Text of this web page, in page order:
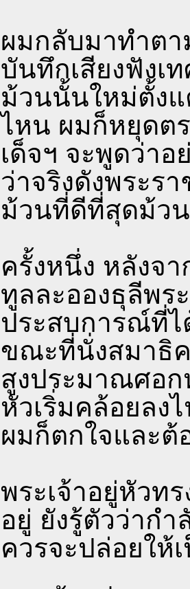
ผมกลับมาทำตา
บันทึกเสียงฟังเ
ม้วนนั้นใหม่ตั้งแ
ไหน ผมก็หยุดต
เด็จฯ จะพูดว่า
ว่าจริงดังพระร
ม้วนที่ดีที่สุดม้ว
ครั้งหนึ่ง หลังจ
ทูลละอองธุลีพร
ประสบการณ์ที่
ขณะที่นั่งสมาธิ
สูงประมาณศอก
หัวเริ่มคล้อยลง
ผมก็ตกใจและต้
พระเจ้าอยู่หัวท
อยู่ ยังรู้ตัวว่ากำ
ควรจะปล่อยให้